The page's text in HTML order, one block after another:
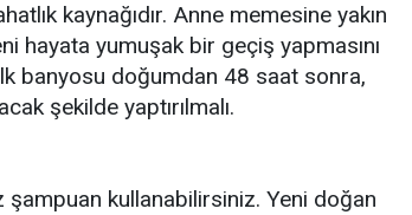
kaynağıdır. Anne memesine yakın
hayata yumuşak bir geçiş yapmasını
banyosu doğumdan 48 saat sonra,
şekilde yaptırılmalı.
kullanabilirsiniz. Yeni doğan